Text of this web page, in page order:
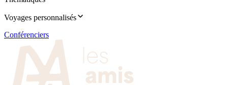
Voyages personnalisés
Conférenciers